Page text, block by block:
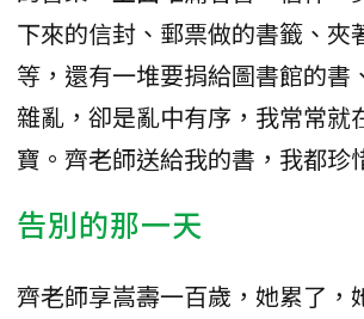
下來的信封、郵票做的書籤、夾
等，還有一堆要捐給圖書館的
雜亂，卻是亂中有序，我常常就
寶。齊老師送給我的書，我都珍
告別的那一天
齊老師享嵩壽一百歲，她累了，